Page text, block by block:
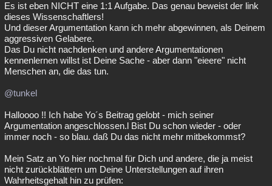
Es ist eben NICHT eine 1:1 Aufgabe. Das genau beweist der link
dieses Wissenschaftlers!
Und dieser Argumentation kann ich mehr abgewinnen, als Deinem
aggressiven Gelabere.
Das Du nicht nachdenken und andere Argumentationen
kennenlernen willst ist Deine Sache - aber dann "eieere" nicht
Menschen an, die das tun.
@tunkel
Halloooo !! Ich habe Yo´s Beitrag gelobt - mich seiner
Argumentation angeschlossen.l Bist Du schon wieder - oder
immer noch - so blau. daß Du das nicht mehr mitbekommst?
Mein Satz an Yo hier nochmal für Dich und andere, die ja meist
nicht zurückblättern um Deine Unterstellungen auf ihren
Wahrheitsgehalt hin zu prüfen: